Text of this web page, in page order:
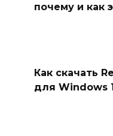
почему и как
Как скачать
для Windows